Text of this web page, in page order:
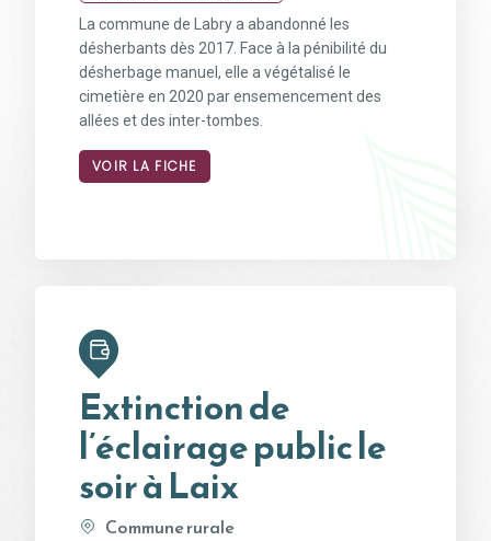
La commune de Labry a abandonné les
désherbants dès 2017. Face à la pénibilité du
désherbage manuel, elle a végétalisé le
cimetière en 2020 par ensemencement des
allées et des inter-tombes.
VOIR LA FICHE
Extinction de
l’éclairage public le
soir à Laix
Commune rurale